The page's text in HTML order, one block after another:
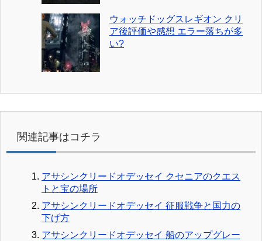
ウォッチドッグスレギオン クリ
ア後評価や感想 エラー落ちが多
い?
関連記事はコチラ
アサシンクリードオデッセイ クセニアのクエス
トと宝の場所
アサシンクリードオデッセイ 征服戦争と国力の
下げ方
アサシンクリードオデッセイ 船のアップグレー